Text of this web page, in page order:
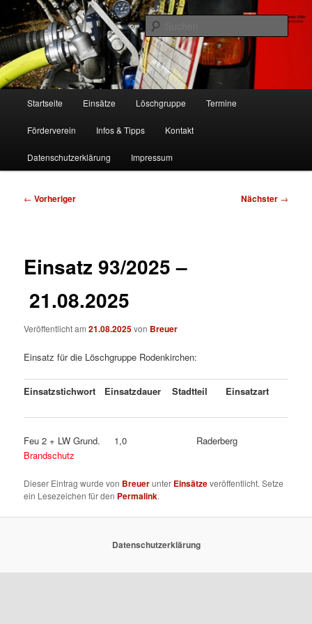
Zum
primären
Inhalt
springenFF Köln, LG RD
Freiwillige Feuerwehr Köln, Löschgruppe Rodenkirchen
Startseite Einsätze Löschgruppe Termine
Förderverein Infos & Tipps Kontakt
Datenschutzerklärung Impressum
Beitragsnavigation
← Vorheriger Nächster →
Einsatz 93/2025 –
21.08.2025
Veröffentlicht am21.08.2025von Breuer
Einsatz für die Löschgruppe Rodenkirchen:
Einsatzstichwort Einsatzdauer Stadtteil Einsatzart
Feu 2 + LW Grund. 1,0 Raderberg
Brandschutz
Dieser Eintrag wurde von Breuerunter Einsätzeveröffentlicht. Setze
ein Lesezeichen für den Permalink.
Datenschutzerklärung